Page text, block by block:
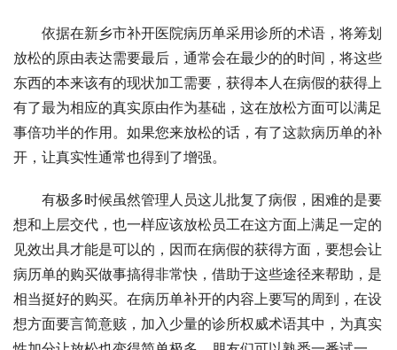
依据在新乡市补开医院病历单采用诊所的术语，将筹划
放松的原由表达需要最后，通常会在最少的的时间，将这些
东西的本来该有的现状加工需要，获得本人在病假的获得上
有了最为相应的真实原由作为基础，这在放松方面可以满足
事倍功半的作用。如果您来放松的话，有了这款病历单的补
开，让真实性通常也得到了增强。
有极多时候虽然管理人员这儿批复了病假，困难的是要
想和上层交代，也一样应该放松员工在这方面上满足一定的
见效出具才能是可以的，因而在病假的获得方面，要想会让
病历单的购买做事搞得非常快，借助于这些途径来帮助，是
相当挺好的购买。在病历单补开的内容上要写的周到，在设
想方面要言简意赅，加入少量的诊所权威术语其中，为真实